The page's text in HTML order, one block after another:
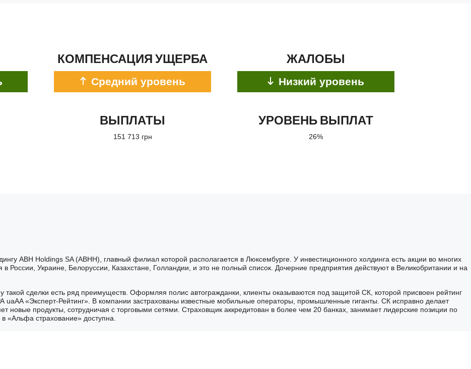
КОМПЕНСАЦИЯ УЩЕРБА
Средний уровень
ЖАЛОБЫ
Низкий уровень
ВЫПЛАТЫ
151 713 грн
УРОВЕНЬ ВЫПЛАТ
26%
ABH Holdings SA (ABHH), главный филиал которой располагается в Люксембурге. У инвестиционного холдинга есть акции во многих
Украине, Белоруссии, Казахстане, Голландии, и это не полный список. Дочерние предприятия действуют в Великобритании и на
сделки есть ряд преимуществ. Оформляя полис автогражданки, клиенты оказываются под защитой СК, которой присвоен рейтинг
uaAA «Эксперт-Рейтинг». В компании застрахованы известные мобильные операторы, промышленные гиганты. СК исправно делает
новые продукты, сотрудничая с торговыми сетями. Страховщик аккредитован в более чем 20 банках, занимает лидерские позиции по
«Альфа страхование» доступна.